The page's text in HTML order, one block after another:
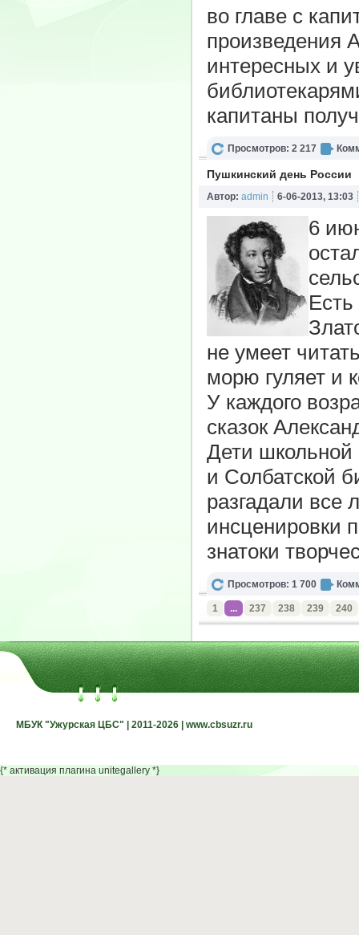
во главе с
произведения
интересных и
капитаны
Просмотров: 2 217
Пушкинский день России
Автор: admin 6-06-2013, 13:03
6
не умеет
морю гуляет и
У каждого
сказок
Дети школьной
и Солбатской
разгадали все
инсценировки
знатоки
Просмотров: 1 700
1 ... 237 238 239 240
МБУК "Ужурская ЦБС" | 2011-2026 | www.cbsuzr.ru
МБУК "Ужурская ЦБС" | 2011-2026 | www.cbsuzr.ru
{* активация плагина unitegallery *}